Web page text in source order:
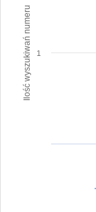
Ilość wyszukiwań numeru 1